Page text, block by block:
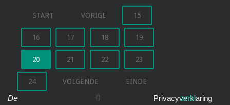
START VORIGE 15
16 17 18 19
20 21 22 23
24 VOLGENDE EINDE
De
Privacyverklaring
anbi